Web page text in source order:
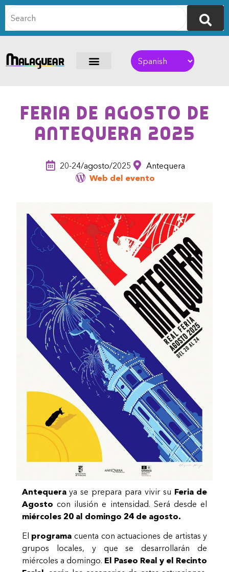
Feria de Agosto de
Antequera 2025
20-24/agosto/2025
Antequera
Web del evento
Antequeraya se prepara para vivir su Feria de
Agosto con ilusión e intensidad. Será desde el
miércoles 20 al domingo 24 de agosto.
El programa cuenta con actuaciones de artistas y
grupos locales, y que se desarrollarán de
miércoles a domingo. El Paseo Real y el Recinto